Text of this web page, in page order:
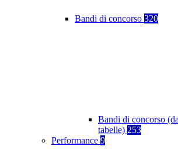
Bandi di concorso 320
Bandi di concorso
tabelle) 253
Performance 9